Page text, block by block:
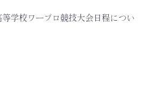
学校ワープロ競技大会日程につい